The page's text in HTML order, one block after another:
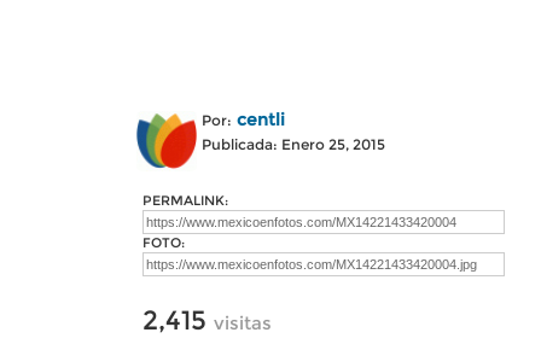
Por: centli
Publicada: Enero 25, 2015
PERMALINK:
FOTO:
2,415 visitas